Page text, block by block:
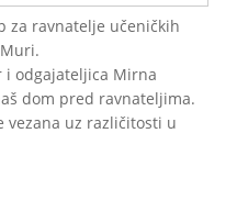
za ravnatelje učeničkih
i odgajateljica Mirna
dom pred ravnateljima.
vezana uz različitosti u
naš Učenički dom na